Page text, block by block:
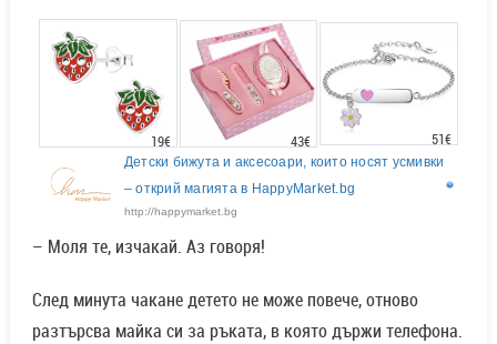
19€ 43€ 51€
Детски бижута и аксесоари, които носят усмивки
– открий магията в HappyMarket.bg
http://happymarket.bg
– Моля те, изчакай. Аз говоря!
След минута чакане детето не може повече, отново
разтърсва майка си за ръката, в която държи телефона.